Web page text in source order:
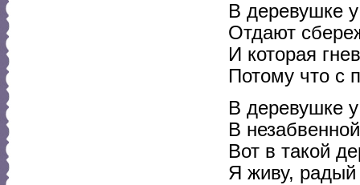
В деревушке
Отдают
И которая
Потому что с
В деревушке
В
Вот в такой
Я живу,